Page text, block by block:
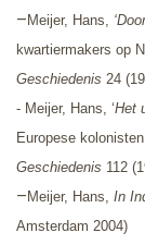
– Meijer, Hans,
kwartiermakers op
Geschiedenis 24
- Meijer, Hans, ‘Het
Europese
Geschiedenis 112
– Meijer, Hans, In
Amsterdam 2004)